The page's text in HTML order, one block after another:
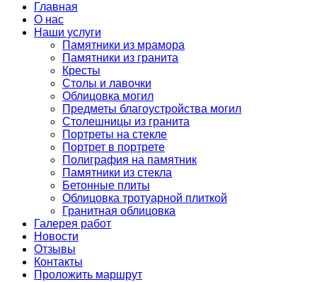
Главная
О нас
Наши услуги
Памятники из мрамора
Памятники из гранита
Кресты
Столы и лавочки
Облицовка могил
Предметы благоустройства могил
Столешницы из гранита
Портреты на стекле
Портрет в портрете
Полиграфия на памятник
Памятники из стекла
Бетонные плиты
Облицовка тротуарной плиткой
Гранитная облицовка
Галерея работ
Новости
Отзывы
Контакты
Проложить маршрут